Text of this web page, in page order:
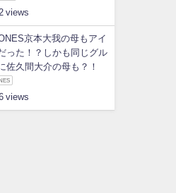
京本大我の母もアイ
った！？しかも同じグル
佐久間大介の母も？！